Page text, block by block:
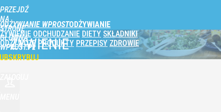
PRZEJDŹ
NA
STRONĘ
GŁÓWNĄ
WPROST.PL
ODŻYWIANIE WPROST
ŻYWIENIE ODCHUDZANIE DIETY SKŁADNIKI
ODŻYWCZE PRODUKTY PRZEPISY ZDROWIE
ŻYWIENIE